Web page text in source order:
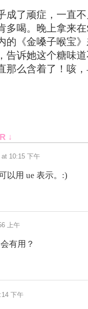
成了顽症，一直
多喝。晚上拿来
《金嗓子喉宝
告诉她这个糖味
那么含着了！咳
↓
10:15 下午
以用 ue 表示。:)
上午
有用？
下午